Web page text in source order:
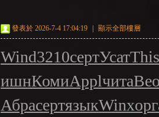
發表於 2026-7-4 17:04:19 顯示全部樓層
Wind3210сертУсатThis
ишнКомиApplчита
АбрасертязыкWinx